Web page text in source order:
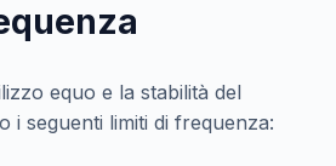
equo e la stabilità del
i seguenti limiti di frequenza: